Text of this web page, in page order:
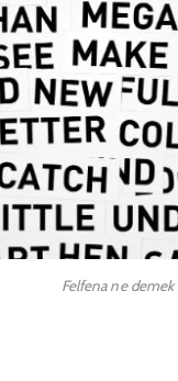
Felfena ne demek